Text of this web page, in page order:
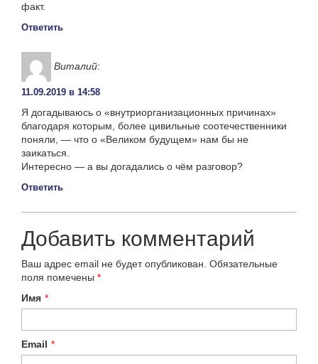
факт.
Ответить
Виталий:
11.09.2019 в 14:58
Я догадываюсь о «внутриорганизационных причинах»
благодаря которым, более цивильные соотечественники
поняли, — что о «Великом будущем» нам бы не
заикаться.
Интересно — а вы догадались о чём разговор?
Ответить
Добавить комментарий
Ваш адрес email не будет опубликован. Обязательные
поля помечены *
Имя *
Email *